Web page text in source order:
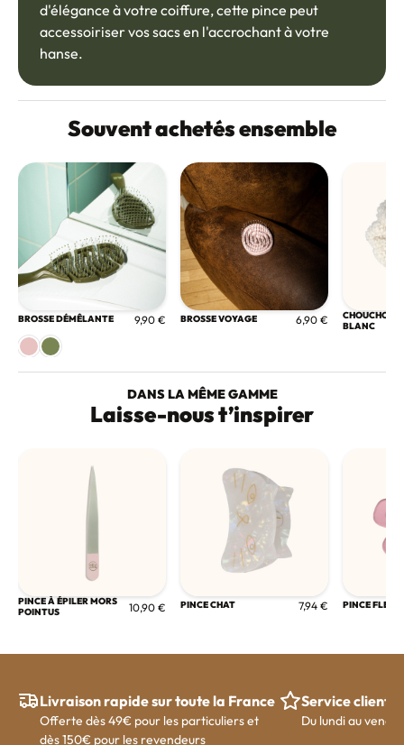
d'élégance à votre coiffure, cette pince peut
accessoiriser vos sacs en l'accrochant à votre
hanse.
Souvent achetés ensemble
BROSSE DÉMÊLANTE 9,90 € BROSSE VOYAGE 6,90 €
CHOUCHOU
BLANC
DANS LA MÊME GAMME
Laisse-nous t’inspirer
PINCE À ÉPILER MORS
POINTUS
10,90 € PINCE CHAT 7,94 € PINCE FLEUR
Livraison rapide sur toute la France
Offerte dès 49€ pour les particuliers et
dès 150€ pour les revendeurs
Service client
Du lundi au